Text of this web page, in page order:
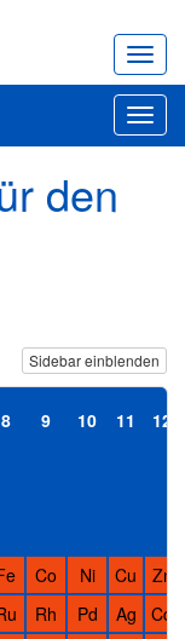
ein-/
den
Sidebar einblenden
8 9 10 11
12
Co Ni Cu
Zn
Rh Pd Ag
Cd